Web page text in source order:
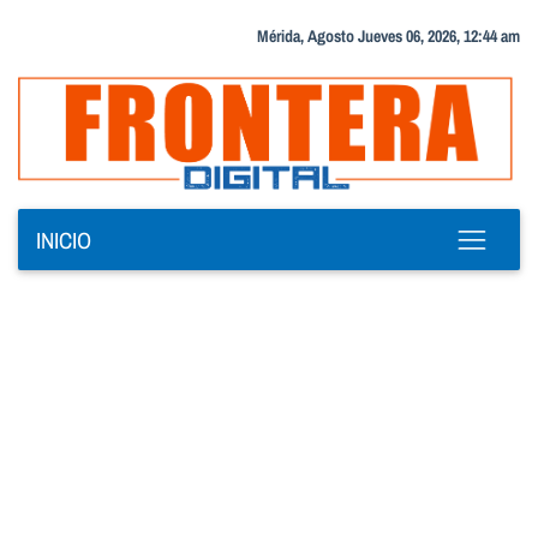
Mérida, Agosto Jueves 06, 2026, 12:44 am
INICIO